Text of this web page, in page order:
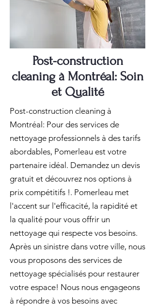
Post-construction
cleaning à Montréal: Soin
et Qualité
Post-construction cleaning à
Montréal: Pour des services de
nettoyage professionnels à des tarifs
abordables, Pomerleau est votre
partenaire idéal. Demandez un devis
gratuit et découvrez nos options à
prix compétitifs !. Pomerleau met
l'accent sur l'efficacité, la rapidité et
la qualité pour vous offrir un
nettoyage qui respecte vos besoins.
Après un sinistre dans votre ville, nous
vous proposons des services de
nettoyage spécialisés pour restaurer
votre espace! Nous nous engageons
à répondre à vos besoins avec